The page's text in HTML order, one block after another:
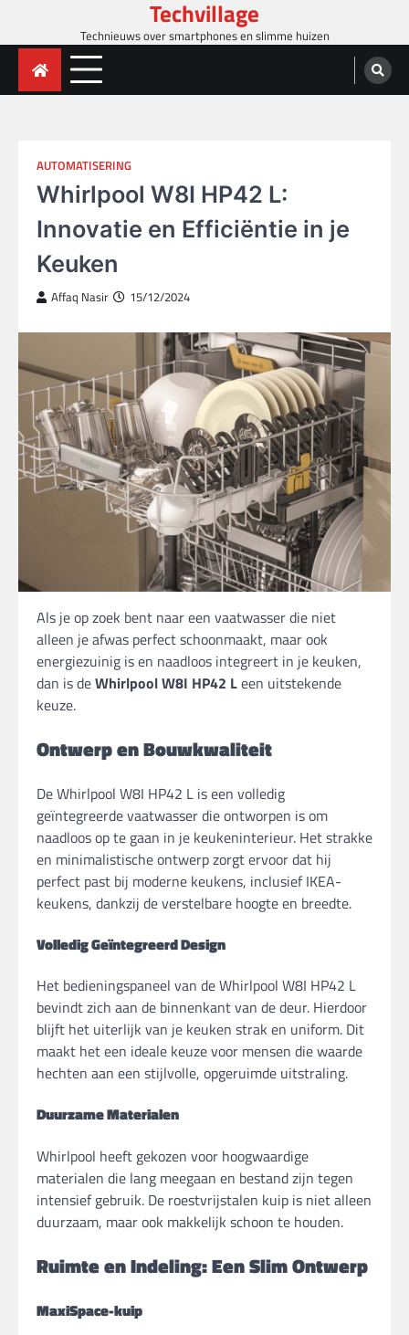
content
Techvillage
Technieuws over smartphones en slimme huizen
AUTOMATISERING
Whirlpool W8I HP42 L:
Innovatie en Efficiëntie in je
Keuken
Affaq Nasir 15/12/2024
Als je op zoek bent naar een vaatwasser die niet
alleen je afwas perfect schoonmaakt, maar ook
energiezuinig is en naadloos integreert in je keuken,
dan is deWhirlpool W8I HP42 Leen uitstekende
keuze.
Ontwerp en Bouwkwaliteit
De Whirlpool W8I HP42 L is een volledig
geïntegreerde vaatwasser die ontworpen is om
naadloos op te gaan in je keukeninterieur. Het strakke
en minimalistische ontwerp zorgt ervoor dat hij
perfect past bij moderne keukens, inclusief IKEA-
keukens, dankzij de verstelbare hoogte en breedte.
Volledig Geïntegreerd Design
Het bedieningspaneel van de Whirlpool W8I HP42 L
bevindt zich aan de binnenkant van de deur. Hierdoor
blijft het uiterlijk van je keuken strak en uniform. Dit
maakt het een ideale keuze voor mensen die waarde
hechten aan een stijlvolle, opgeruimde uitstraling.
Duurzame Materialen
Whirlpool heeft gekozen voor hoogwaardige
materialen die lang meegaan en bestand zijn tegen
intensief gebruik. De roestvrijstalen kuip is niet alleen
duurzaam, maar ook makkelijk schoon te houden.
Ruimte en Indeling: Een Slim Ontwerp
MaxiSpace-kuip